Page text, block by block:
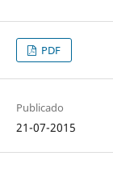
PDF
Publicado
21-07-2015